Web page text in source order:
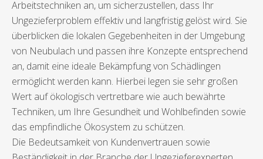
Arbeitstechniken an, um sicherzustellen, dass Ihr
Ungezieferproblem effektiv und langfristig gelöst wird. Sie
überblicken die lokalen Gegebenheiten in der Umgebung
von Neubulach und passen ihre Konzepte entsprechend
an, damit eine ideale Bekämpfung von Schädlingen
ermöglicht werden kann. Hierbei legen sie sehr großen
Wert auf ökologisch vertretbare wie auch bewährte
Techniken, um Ihre Gesundheit und Wohlbefinden sowie
das empfindliche Ökosystem zu schützen.
Die Bedeutsamkeit von Kundenvertrauen sowie